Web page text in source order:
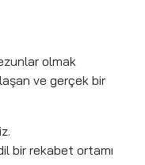
olmak
ve gerçek bir
bir rekabet ortamı